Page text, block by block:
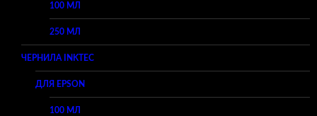
100 МЛ
250 МЛ
ЧЕРНИЛА INKTEC
ДЛЯ EPSON
100 МЛ